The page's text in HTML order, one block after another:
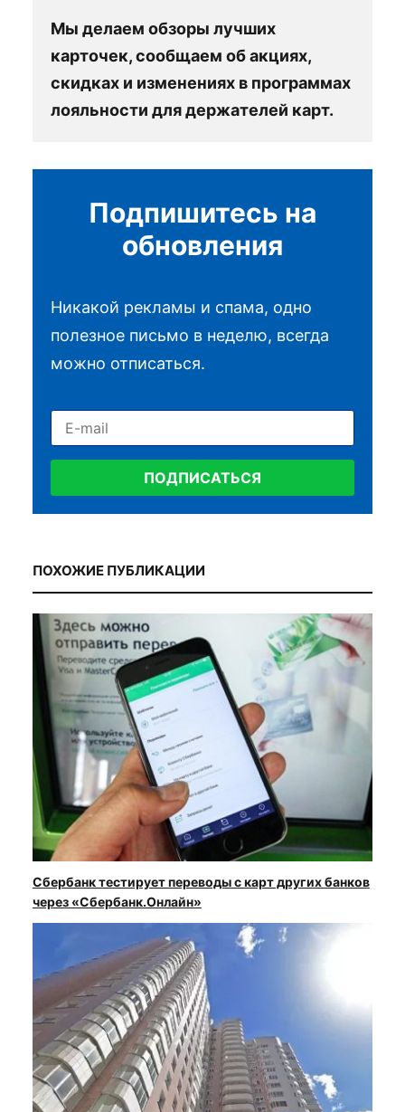
Мы делаем обзоры лучших
карточек, сообщаем об акциях,
скидках и изменениях в программах
лояльности для держателей карт.
Подпишитесь на
обновления
Никакой рекламы и спама, одно
полезное письмо в неделю, всегда
можно отписаться.
ПОДПИСАТЬСЯ
ПОХОЖИЕ ПУБЛИКАЦИИ
Сбербанк тестирует переводы с карт других банков
через «Сбербанк.Онлайн»